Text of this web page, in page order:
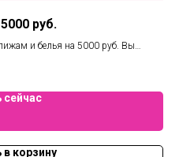
руб.
и белья на 5000 руб. Вы
сейчас
корзину